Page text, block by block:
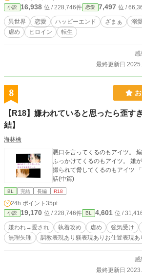
愛ハッピーエンド！」と自分に活を入れるが・・・。 でも、実際は好きだ
婚約者に捨てられる事も、異母妹たちの虐めもなか
通りハッピーエンドなんて来るのか？不安になる日々。 せっかくヒ
転生したのに、物語通りに生きていくのは想像以上にしん
小説 16,938 位 / 228,746件 恋愛 7,497 位 /
異世界 恋愛 ハッピーエンド ざまぁ 溺
虐め
ヒロイン 転生
感
最終更新日
8
【R18】嫌われていると思ったら歪す
結】
海林檎
悪口を言ってくるのもアイツ。 煽ってくるのもアイツ。 喧嘩
ふっかけてくるのもアイツ。 嫌がらせの延長で犯されて写真
撮られて脅してくるのもアイツ 「死にてぇ····」 歪み系BL小
話(中篇)
BL 完結 長編 R18
24h.ポイント 35pt
小説 19,170 位 / 228,746件 BL 4,601 位 /
嫌われ→愛され 執着攻め 虐め 強気受け
無理矢理
調教表現あり躾表現ありお仕置表現あ
感
最終更新日